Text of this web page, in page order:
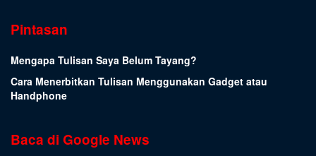
Pintasan
Mengapa Tulisan Saya Belum Tayang?
Cara Menerbitkan Tulisan Menggunakan Gadget atau
Handphone
Baca di Google News